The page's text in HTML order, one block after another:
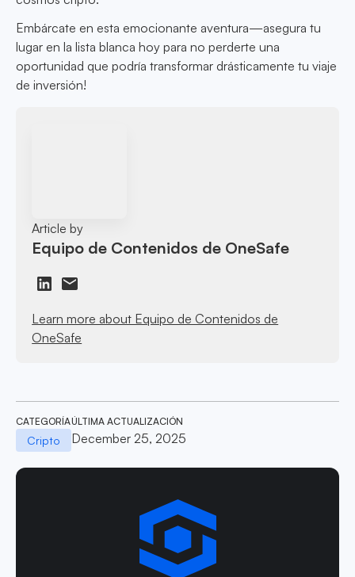
Embárcate en esta emocionante aventura—asegura tu
lugar en la lista blanca hoy para no perderte una
oportunidad que podría transformar drásticamente tu viaje
de inversión!
Article by
Equipo de Contenidos de OneSafe
Learn more about Equipo de Contenidos de
OneSafe
CATEGORÍA
Cripto
ÚLTIMA ACTUALIZACIÓN
December 25, 2025